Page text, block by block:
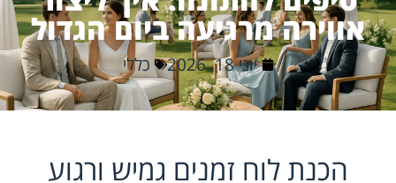
אווירה מרגיעה ביום הגדול
יוני 18, 2026 כללי
הכנת לוח זמנים גמיש ורגוע